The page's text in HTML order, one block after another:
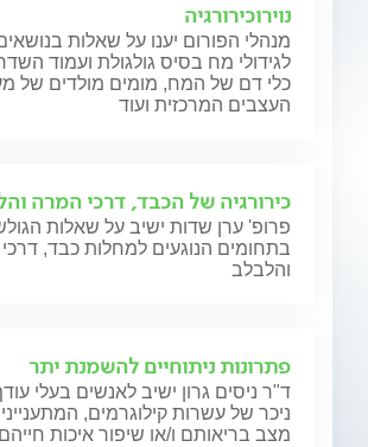
נוירוכירורגיה
מנהלי הפורום יענו על שאלות
לגידולי מח בסיס גולגולת ועמוד
כלי דם של המח, מומים מולדים של
העצבים המרכזית ועוד
כירורגיה של הכבד, דרכי המרה
פרופ' ערן שדות ישיב על שאלות
בתחומים הנוגעים למחלות כבד,
והלבלב
פתרונות ניתוחיים להשמנת יתר
ד"ר ניסים גרון ישיב לאנשים בעלי
ניכר של עשרות קילוגרמים,
מצב בריאותם ו/או שיפור איכות